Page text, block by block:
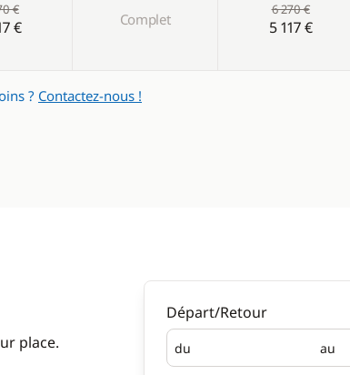
€
€ Complet
6 270 €
5 117 €
? Contactez-nous !
place.
Départ/Retour
du
Départ au
Retour